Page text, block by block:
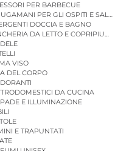
PER BARBECUE
PER GLI OSPITI E
DOCCIA E BAGNO
DA LETTO E COPRIPIUMINI
VISO
DEL CORPO
DA CUCINA
E ILLUMINAZIONE
E TRAPUNTATI